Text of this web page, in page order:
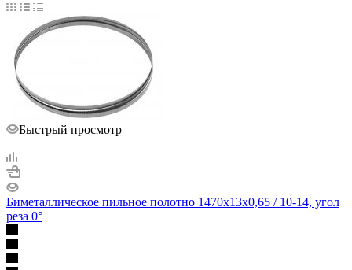
Быстрый просмотр
Биметаллическое пильное полотно 1470х13х0,65 / 10-14, угол
реза 0°